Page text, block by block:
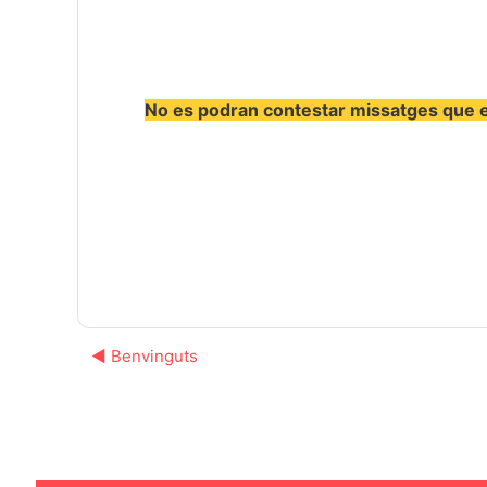
No es podran contestar missatges que
◀︎ Benvinguts